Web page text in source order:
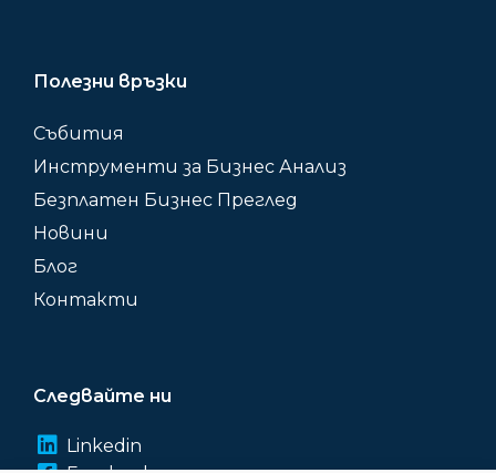
Полезни връзки
Събития
Инструменти за Бизнес Анализ
Безплатен Бизнес Преглед
Новини
Блог
Контакти
Следвайте ни
Linkedin